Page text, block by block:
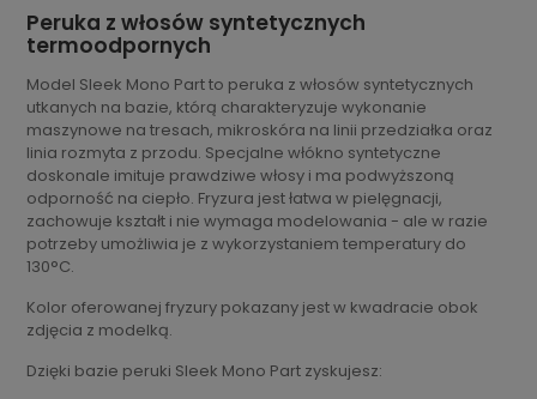
Peruka z włosów syntetycznych
termoodpornych
Model Sleek Mono Part to peruka z włosów syntetycznych
utkanych na bazie, którą charakteryzuje wykonanie
maszynowe na tresach, mikroskóra na linii przedziałka oraz
linia rozmyta z przodu. Specjalne włókno syntetyczne
doskonale imituje prawdziwe włosy i ma podwyższoną
odporność na ciepło. Fryzura jest łatwa w pielęgnacji,
zachowuje kształt i nie wymaga modelowania - ale w razie
potrzeby umożliwia je z wykorzystaniem temperatury do
130°C.
Kolor oferowanej fryzury pokazany jest w kwadracie obok
zdjęcia z modelką.
Dzięki bazie peruki Sleek Mono Part zyskujesz: